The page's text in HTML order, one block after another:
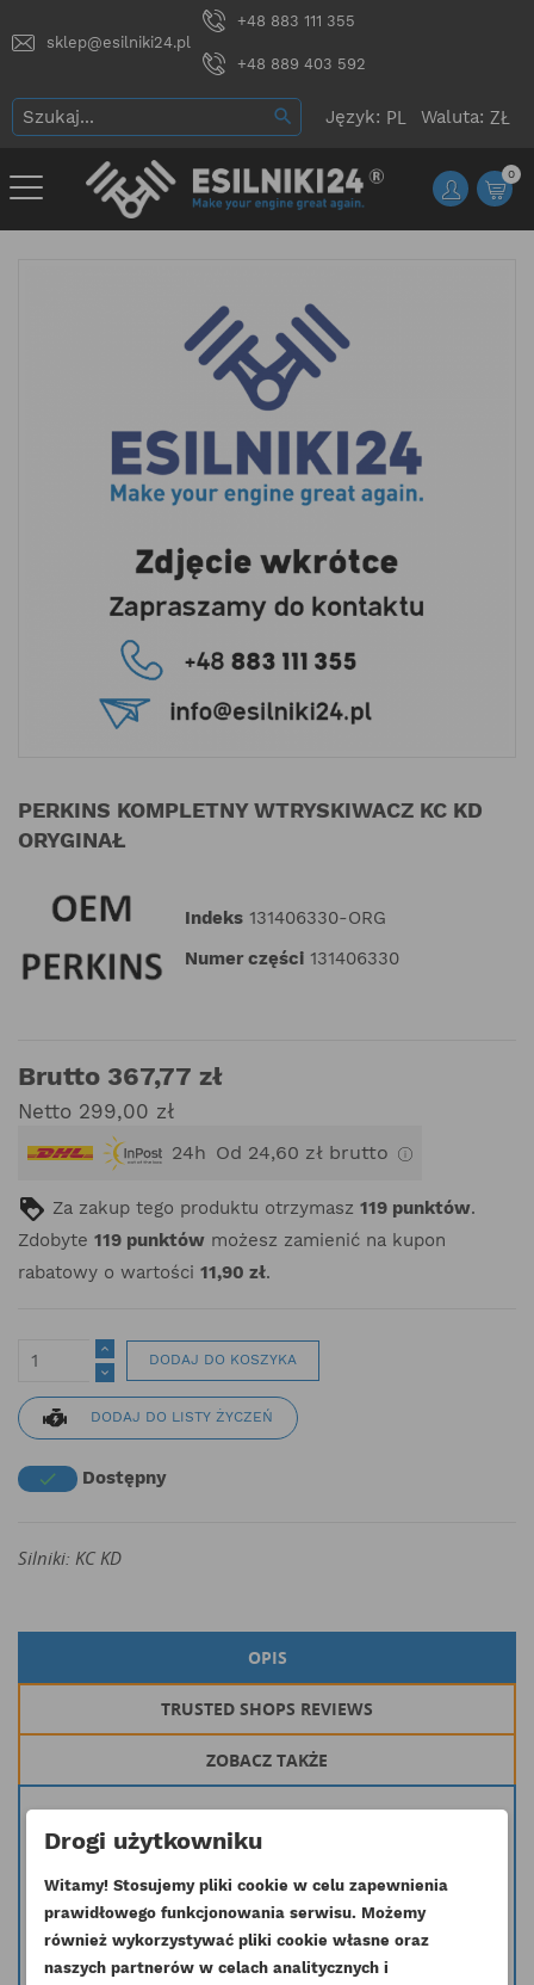
sklep@esilniki24.pl
+48 883 111 355
+48 889 403 592
Język: Waluta:
0
PERKINS KOMPLETNY WTRYSKIWACZ KC KD
ORYGINAŁ
Indeks 131406330-ORG
Numer części 131406330
Brutto 367,77 zł
Netto 299,00 zł
24h Od 24,60 zł brutto
Za zakup tego produktu otrzymasz 119 punktów.
Zdobyte 119 punktów możesz zamienić na kupon
rabatowy o wartości 11,90 zł.
DODAJ DO KOSZYKA
DODAJ DO LISTY ŻYCZEŃ
 Dostępny
Silniki: KC KD
OPIS
TRUSTED SHOPS REVIEWS
ZOBACZ TAKŻE
serii KC KD
Inny symbol: 131406240
Stosowany w maszynach: CATerpillar, Bobcat Fuchs Hyster Hyundai JCB
Komatsu Kramer Landini Manitou Massey Ferguson Merlo
O&K Schaeff Steinbock Timberjack Weidemann Zeppelin Case Mccormick
Drogi użytkowniku
Witamy! Stosujemy pliki cookie w celu zapewnienia
prawidłowego funkcjonowania serwisu. Możemy
również wykorzystywać pliki cookie własne oraz
naszych partnerów w celach analitycznych i